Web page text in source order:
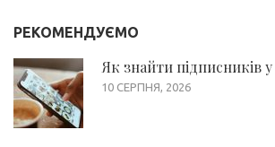
РЕКОМЕНДУЄМО
Як знайти підписників
10 СЕРПНЯ, 2026